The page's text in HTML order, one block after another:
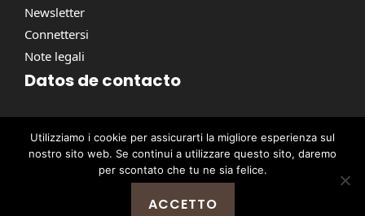
Newsletter
Connettersi
Note legali
Datos de contacto
contact@pausacaffe.net
+39 06 9453 2781
@ 2026 | © Tutti i diritti riservati -
Utilizziamo i cookie per assicurarti la migliore esperienza sul
nostro sito web. Se continui a utilizzare questo sito, daremo
per scontato che tu ne sia felice.
ACCETTO